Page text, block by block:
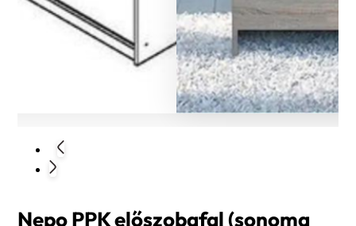
Nepo PPK előszobafal (sonoma